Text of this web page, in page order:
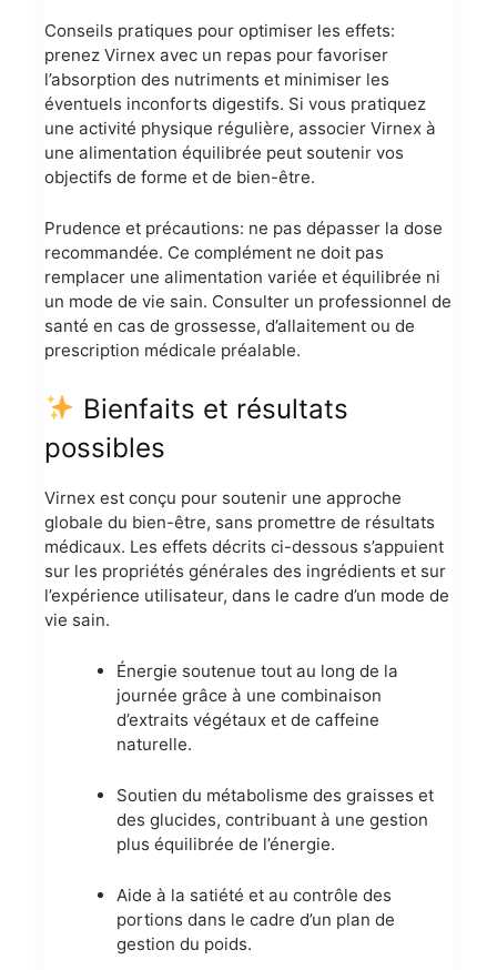
Conseils pratiques pour optimiser les effets:
prenez Virnex avec un repas pour favoriser
l’absorption des nutriments et minimiser les
éventuels inconforts digestifs. Si vous pratiquez
une activité physique régulière, associer Virnex à
une alimentation équilibrée peut soutenir vos
objectifs de forme et de bien-être.
Prudence et précautions: ne pas dépasser la dose
recommandée. Ce complément ne doit pas
remplacer une alimentation variée et équilibrée ni
un mode de vie sain. Consulter un professionnel de
santé en cas de grossesse, d’allaitement ou de
prescription médicale préalable.
Bienfaits et résultats
possibles
Virnex est conçu pour soutenir une approche
globale du bien-être, sans promettre de résultats
médicaux. Les effets décrits ci-dessous s’appuient
sur les propriétés générales des ingrédients et sur
l’expérience utilisateur, dans le cadre d’un mode de
vie sain.
Énergie soutenue tout au long de la
journée grâce à une combinaison
d’extraits végétaux et de caffeine
naturelle.
Soutien du métabolisme des graisses et
des glucides, contribuant à une gestion
plus équilibrée de l’énergie.
Aide à la satiété et au contrôle des
portions dans le cadre d’un plan de
gestion du poids.